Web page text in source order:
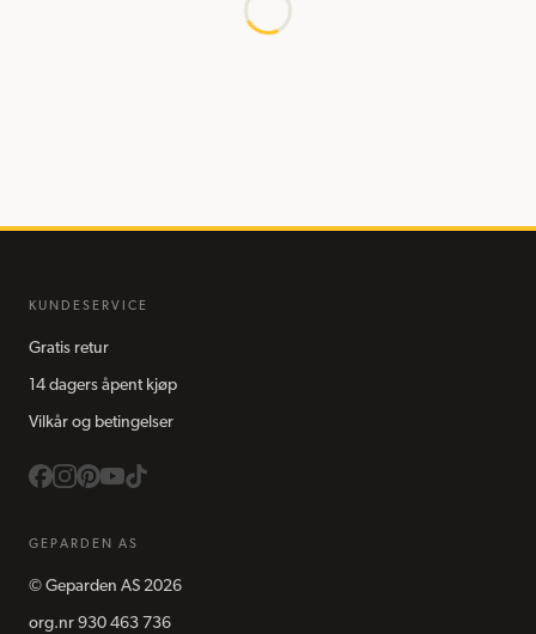
KUNDESERVICE
Gratis retur
14 dagers åpent kjøp
Vilkår og betingelser
GEPARDEN AS
© Geparden AS 2026
org.nr 930 463 736